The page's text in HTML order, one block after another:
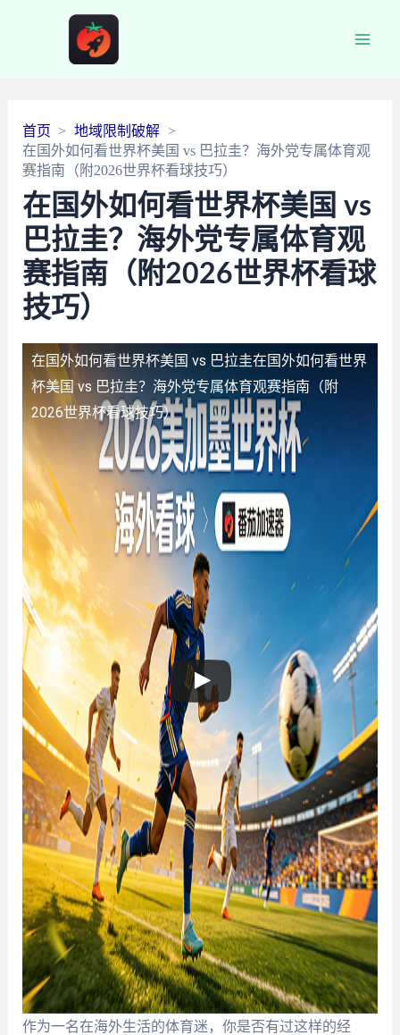
首页
地域限制破解
在国外如何看世界杯美国 vs 巴拉圭？海外党专属体育观
赛指南（附2026世界杯看球技巧）
在国外如何看世界杯美国 vs
巴拉圭？海外党专属体育观
赛指南（附2026世界杯看球
技巧）
在国外如何看世界杯美国 vs 巴拉圭在国外如何看世界
杯美国 vs 巴拉圭？海外党专属体育观赛指南（附
2026世界杯看球技巧）
作为一名在海外生活的体育迷，你是否有过这样的经